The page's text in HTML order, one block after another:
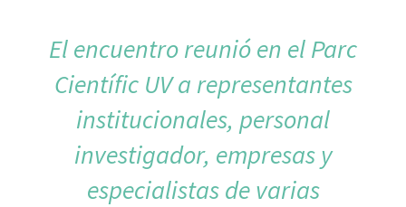
El encuentro reunió en el Parc
Científic UV a representantes
institucionales, personal
investigador, empresas y
especialistas de varias